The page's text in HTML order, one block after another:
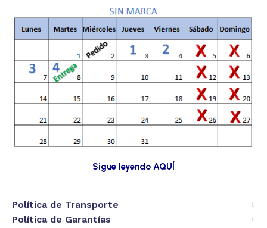
Sigue leyendo AQUÍ
Política de Transporte
Política de Garantías